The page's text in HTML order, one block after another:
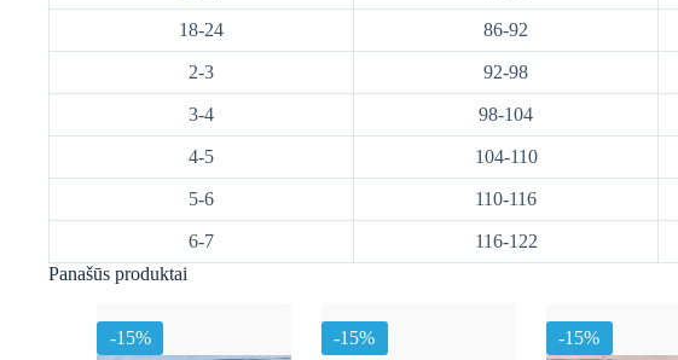
18-24 86-92
2-3 92-98
3-4 98-104
4-5 104-110
5-6 110-116
6-7
116-122
Panašūs produktai
-15% -15% -15%